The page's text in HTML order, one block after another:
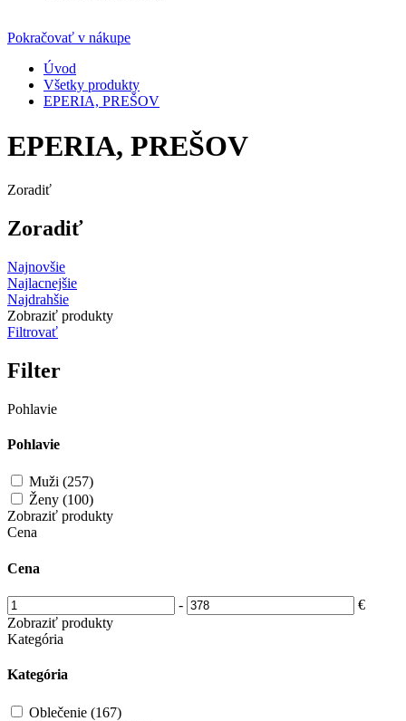
Pokračovať v nákupe
Úvod
Všetky produkty
EPERIA, PREŠOV
EPERIA, PREŠOV
Zoradiť
Zoradiť
Najnovšie
Najlacnejšie
Najdrahšie
Zobraziť produkty
Filtrovať
Filter
Pohlavie
Pohlavie
Muži (257)
Ženy (100)
Zobraziť produkty
Cena
Cena
-
€
Zobraziť produkty
Kategória
Kategória
Oblečenie (167)